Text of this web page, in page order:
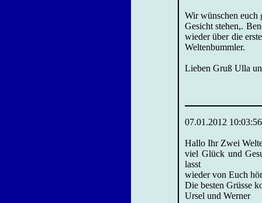
Wir wünschen euch
Gesicht stehen,.
wieder über die
Weltenbummler.
Lieben Gruß Ulla
07.01.2012 10:03:56
Hallo Ihr Zwei
viel Glück und
lasst
wieder von Euch
Die besten Grüsse
Ursel und Werner